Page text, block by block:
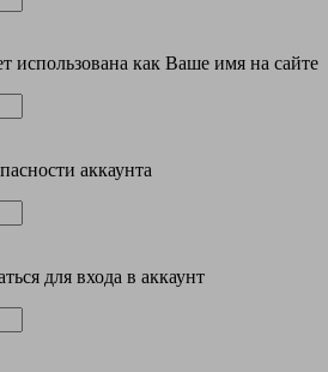
использована как Ваше имя на сайте
аккаунта
для входа в аккаунт